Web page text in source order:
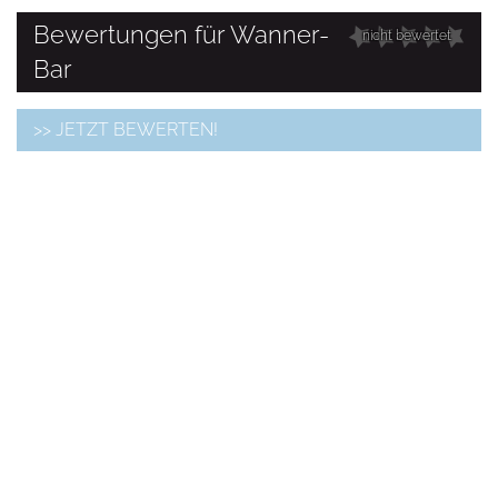
nicht bewertet
Bewertungen für Wanner-
Bar
>> JETZT BEWERTEN!